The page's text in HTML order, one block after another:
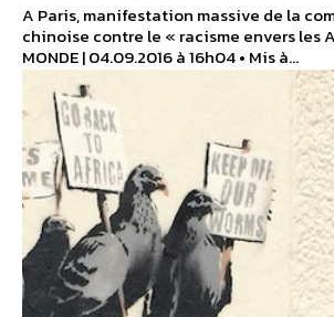
A Paris, manifestation massive de la
chinoise contre le « racisme envers les
MONDE | 04.09.2016 à 16h04 • Mis à...